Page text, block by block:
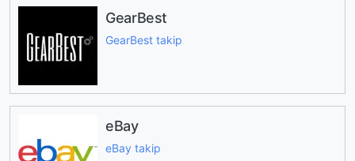
GearBest
GearBest takip
eBay
eBay takip